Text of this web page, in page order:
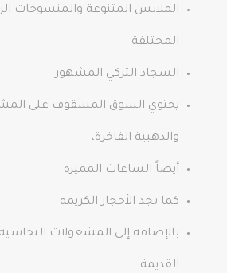
الملابس المتنوعة والمنسوجات
المختلفة
السجاد التركي المشهور
يحتوي السوق المسقوف على
والذهبية الفاخرة،
أيضاً الساعات المميزة
كما تجد الأحجار الكريمة
بالإضافة إلى المشغولات
القديمة.